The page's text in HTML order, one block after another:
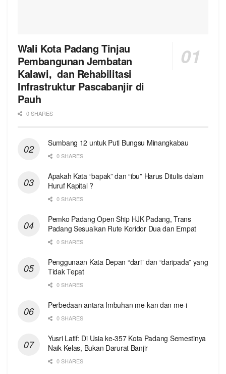
Wali Kota Padang Tinjau
Pembangunan Jembatan
Kalawi, dan Rehabilitasi
Infrastruktur Pascabanjir di
Pauh
0 SHARES
Sumbang 12 untuk Puti Bungsu Minangkabau
0 SHARES
Apakah Kata “bapak” dan “ibu” Harus Ditulis dalam
Huruf Kapital ?
0 SHARES
Pemko Padang Open Ship HJK Padang, Trans
Padang Sesuaikan Rute Koridor Dua dan Empat
0 SHARES
Penggunaan Kata Depan “dari” dan “daripada” yang
Tidak Tepat
0 SHARES
Perbedaan antara Imbuhan me-kan dan me-i
0 SHARES
Yusri Latif: Di Usia ke-357 Kota Padang Semestinya
Naik Kelas, Bukan Darurat Banjir
0 SHARES